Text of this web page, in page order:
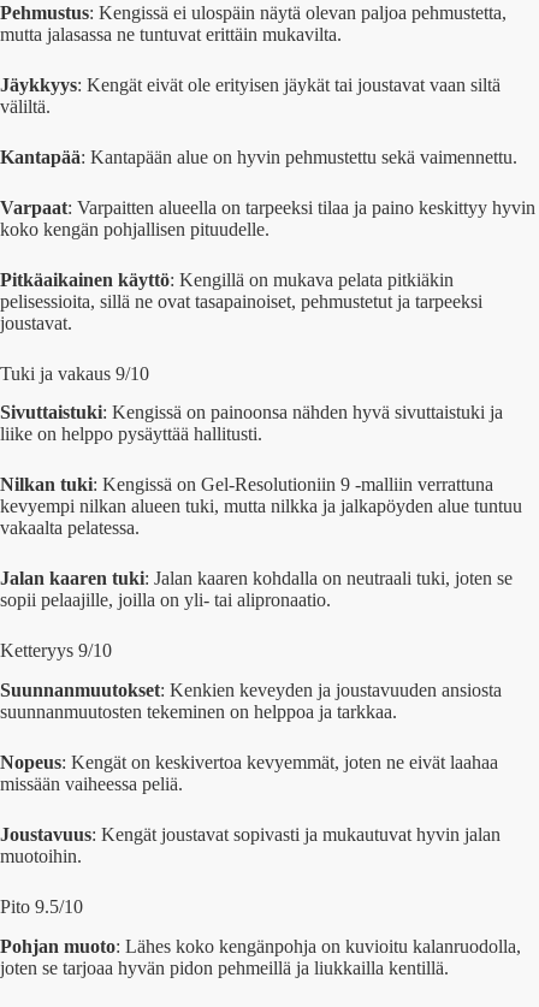
Pehmustus: Kengissä ei ulospäin näytä olevan paljoa pehmustetta,
mutta jalasassa ne tuntuvat erittäin mukavilta.
Jäykkyys: Kengät eivät ole erityisen jäykät tai joustavat vaan siltä
väliltä.
Kantapää: Kantapään alue on hyvin pehmustettu sekä vaimennettu.
Varpaat: Varpaitten alueella on tarpeeksi tilaa ja paino keskittyy hyvin
koko kengän pohjallisen pituudelle.
Pitkäaikainen käyttö: Kengillä on mukava pelata pitkiäkin
pelisessioita, sillä ne ovat tasapainoiset, pehmustetut ja tarpeeksi
joustavat.
Tuki ja vakaus 9/10
Sivuttaistuki: Kengissä on painoonsa nähden hyvä sivuttaistuki ja
liike on helppo pysäyttää hallitusti.
Nilkan tuki: Kengissä on Gel-Resolutioniin 9 -malliin verrattuna
kevyempi nilkan alueen tuki, mutta nilkka ja jalkapöyden alue tuntuu
vakaalta pelatessa.
Jalan kaaren tuki: Jalan kaaren kohdalla on neutraali tuki, joten se
sopii pelaajille, joilla on yli- tai alipronaatio.
Ketteryys 9/10
Suunnanmuutokset: Kenkien keveyden ja joustavuuden ansiosta
suunnanmuutosten tekeminen on helppoa ja tarkkaa.
Nopeus: Kengät on keskivertoa kevyemmät, joten ne eivät laahaa
missään vaiheessa peliä.
Joustavuus: Kengät joustavat sopivasti ja mukautuvat hyvin jalan
muotoihin.
Pito 9.5/10
Pohjan muoto: Lähes koko kengänpohja on kuvioitu kalanruodolla,
joten se tarjoaa hyvän pidon pehmeillä ja liukkailla kentillä.